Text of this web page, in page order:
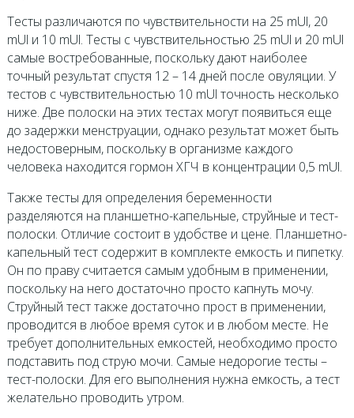
Тесты различаются по чувствительности на 25 mUl, 20
mUl и 10 mUl. Тесты с чувствительностью 25 mUl и 20 mUl
самые востребованные, поскольку дают наиболее
точный результат спустя 12 – 14 дней после овуляции. У
тестов с чувствительностью 10 mUl точность несколько
ниже. Две полоски на этих тестах могут появиться еще
до задержки менструации, однако результат может быть
недостоверным, поскольку в организме каждого
человека находится гормон ХГЧ в концентрации 0,5 mUl.
Также тесты для определения беременности
разделяются на планшетно-капельные, струйные и тест-
полоски. Отличие состоит в удобстве и цене. Планшетно-
капельный тест содержит в комплекте емкость и пипетку.
Он по праву считается самым удобным в применении,
поскольку на него достаточно просто капнуть мочу.
Струйный тест также достаточно прост в применении,
проводится в любое время суток и в любом месте. Не
требует дополнительных емкостей, необходимо просто
подставить под струю мочи. Самые недорогие тесты –
тест-полоски. Для его выполнения нужна емкость, а тест
желательно проводить утром.